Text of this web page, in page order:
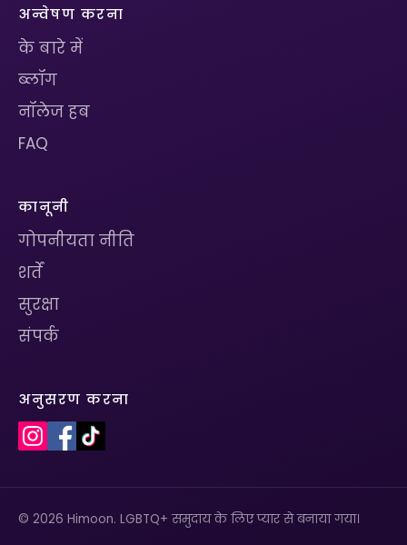
अन्वेषण करना
के बारे में
ब्लॉग
नॉलेज हब
FAQ
कानूनी
गोपनीयता नीति
शर्तें
सुरक्षा
संपर्क
अनुसरण करना
© 2026 Himoon. LGBTQ+ समुदाय के लिए प्यार से बनाया गया।